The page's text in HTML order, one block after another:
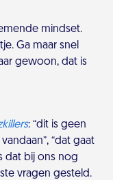
mindset.
Ga maar snel
gewoon, dat is
: “dit is geen
“dat gaat
dat bij ons nog
vragen gesteld.